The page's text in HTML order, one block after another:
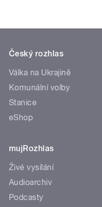
Český rozhlas
Válka na Ukrajině
Komunální volby
Stanice
eShop
mujRozhlas
Živé vysílání
Audioarchiv
Podcasty